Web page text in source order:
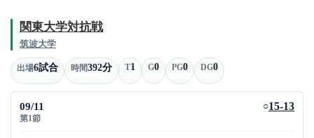
関東大学対抗戦
筑波大学
出場6試合 時間392分 T1 G0 PG0 DG0
09/11
第1節
○15-13